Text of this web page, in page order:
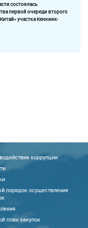
состоялась
первой очереди второго
участка Кенкияк-
коррупции
порядок осуществления
план закупок